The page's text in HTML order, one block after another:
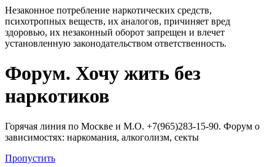
Незаконное потребление наркотических средств,
психотропных веществ, их аналогов, причиняет вред
здоровью, их незаконный оборот запрещен и влечет
установленную законодательством ответственность.
Регистрация
Форум. Хочу жить без
наркотиков
Горячая линия по Москве и М.О. +7(965)283-15-90. Форум о
зависимостях: наркомания, алкоголизм, секты
Пропустить